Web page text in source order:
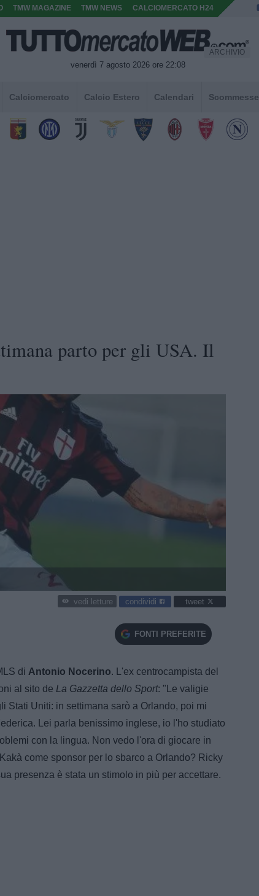
TMW MAGAZINE TMW NEWS CALCIOMERCATO H24
venerdì 7 agosto 2026 ore 22:08
ARCHIVIO
Calciomercato Calcio Estero Calendari Scommesse
parto per gli USA. Il
vedi letture condividi tweet
FONTI PREFERITE
di Antonio Nocerino. L'ex centrocampista del
al sito de La Gazzetta dello Sport: "Le valigie
Stati Uniti: in settimana sarò a Orlando, poi mi
Lei parla benissimo inglese, io l'ho studiato
con la lingua. Non vedo l'ora di giocare in
come sponsor per lo sbarco a Orlando? Ricky
presenza è stata un stimolo in più per accettare.